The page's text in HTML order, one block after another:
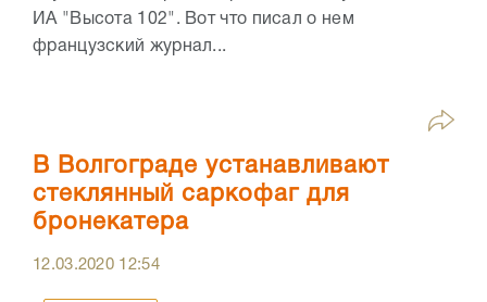
ИА "Высота 102". Вот что писал о нем
французский журнал...
В Волгограде устанавливают
стеклянный саркофаг для
бронекатера
12.03.2020 12:54